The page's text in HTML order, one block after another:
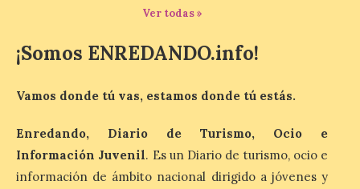
internacional que se
celebra en el mes de
gallega de Merza, dedicado a la marimba y
la música de cámara. La Plaza del
Ayuntamiento de Ponferrada acogerá
este domingo, […]
Ver todas »
¡Somos ENREDANDO.info!
Vamos donde tú vas, estamos donde tú estás.
Enredando, Diario de Turismo, Ocio e
Información Juvenil. Es un Diario de turismo, ocio e
información de ámbito nacional dirigido a jóvenes y